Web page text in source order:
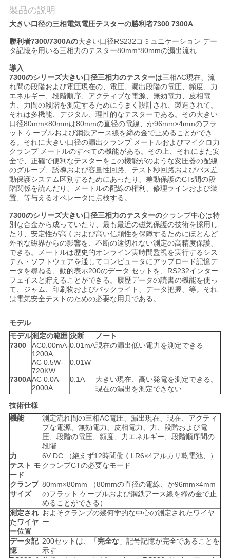
連
絡
し
な
さ
い
ニ
ュ
ー
ス
場
合
地
図
PRIVACY
POLICY
製品の説明
大きい口径の三相電気電圧テスターの勝利者7300 7300A
勝利者7300/7300Aの大きい口径RS232コミュニケーション デー
タ記憶を用いる三相力のテスター80mm*80mmの漏出流れ
導入
7300のシリーズ大きい口径三相力のテスターは三相AC現在、流
れ間の段階および電圧現在の、電圧、漏出段階の電圧、頻度、力
エネルギー、段階順序、アクティブな電源、無効電力、皮相電
力、力間の段階を測定するためにうまく設計され、製造されて。
それは多機能、デジタル、理性的なテスターである。その大きい
口径80mm×80mmは80mmの直径の電線、か96mm×4mmのフラ
ット ケーブルおよび鋼鉄アース線を締め金で止めることができ
る。それに大きい口径の漏出クランプ メートルおよびマイクロ力
クランプ メートルのすべての機能がある。その上、それにまた安
全で、正確で便利なテスターをこの機能がのような変圧器の配線
のグループ、誘導および容量性回路、テスト秒回路およびバス差
動保護システム区別するためにあったり、差動保護のCTs間の段
階関係を読んだり、メートルの配線の権利、修理ラインおよび装
置、等与えるオペレータに点検する。
7300のシリーズ大きい口径三相力のテスターのクランプ中心は特
別な合金から成っていたり、最も最近の磁気保護の技術を採用し
たり、安定性が高くおよび高い信頼性を保障するためにほとんど
外的な磁界からの影響を、不断の途切れない測定の高精度保護、
できる。メートルは歴史的オンライン実時間監視を実行するシス
テム・ソフトウェアを通してコンピュータにアップロード記憶デ
ータを尋ねる、動的表示200のデータ セットを、RS232インター
フェイスと貯えることができる。履歴データの読書の機能を使っ
て、ジャム、印刷物およびバックライト、データ把握、等。それ
は電気安全テストのための必要な用具である。
モデル
モデル測定の範囲 決断
ノート
7300
AC0.00mA-
1200A
0.01mA現在の漏出低い電力を測定できる
AC 0.5W-
720KW
0.01W
7300AAC 0.0A-
2000A
0.1A
大きい現在、高い発電を測定できる。
現在の漏出を測定できない
技術仕様
機能
測定流れ間の三相AC電圧、漏出現在、現在、アクティ
ブな電源、無効電力、皮相電力、力、段階および電
圧、段階の電圧、頻度、力エネルギー、段階順序間の
段階
力
6V DC （絶えず12時間働くLR6×4アルカリ乾電池、）
テスト モ
ード
クランプCTの必要なモード
クランプ
サイズ
80mm×80mm （80mmの直径の電線、か96mm×4mm
のフラット ケーブルおよび鋼鉄アース線を締め金で止
めることができる）
測定され
たワイヤ
ー位置
およそクランプの幾何学的な中心の測定されたワイヤ
ー
データ記
憶
200セットは、「 完全な」記号記憶が完全であることを
示す